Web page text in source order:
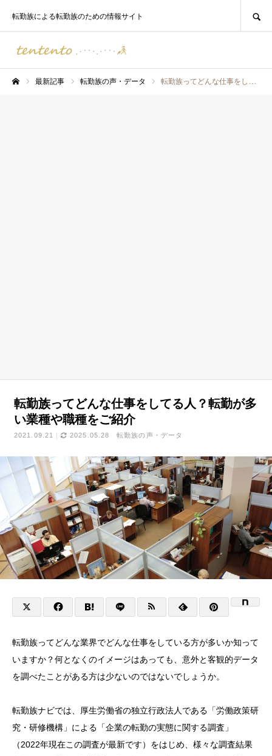
転勤族による転勤族のための情報サイト
最新記事 転勤族の声・データ 転勤族ってどんな仕事をしてる人？転勤が多い業種や職種をご紹介
転勤族ってどんな仕事をしてる人？転勤が多
い業種や職種をご紹介
2021.09.21 2025.05.28 転勤族の声・データ
転勤族ってどんな業界でどんな仕事をしている方が多いか知って
いますか？何となくのイメージはあっても、意外と客観的データ
を調べたことがある方は少ないのではないでしょうか。
転勤族ナビでは、厚生労働省の独立行政法人である「労働政策研
究・研修機構」による「企業の転勤の実態に関する調査」
（2022年現在この調査が最新です）をはじめ、様々な調査結果